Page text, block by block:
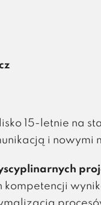
15-letnie na
i nowymi
kompetencji